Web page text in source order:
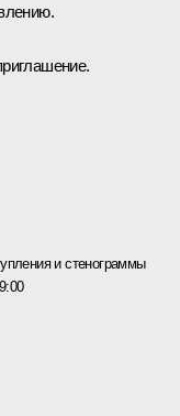
и стенограммы